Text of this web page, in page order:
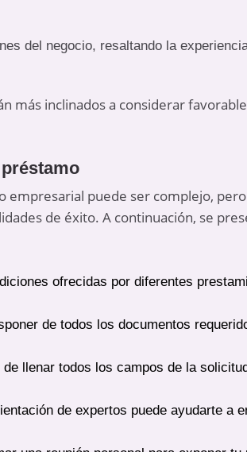
del negocio, resaltando la
más inclinados a considerar
empresarial puede ser complejo,
de éxito. A continuación, se
ofrecidas por diferentes
de todos los documentos
de llenar todos los campos de la
de expertos puede ayudarte a